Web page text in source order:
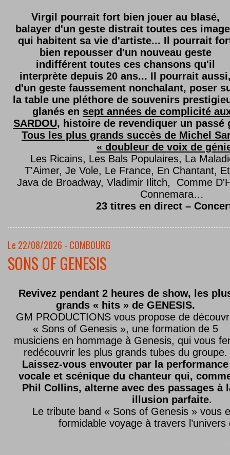
Virgil pourrait fort bien jouer au blasé,
balayer d'un geste distrait toutes ces
qui habitent sa vie d'artiste... Il pourrait
bien repousser d'un nouveau geste
indifférent toutes ces chansons qu'il
interprète depuis 20 ans... Il pourrait
d'un geste faussement nonchalant, poser
la table une pléthore de souvenirs
glanés en sept années de complicité
SARDOU, histoire de revendiquer un passé
Tous les plus grands succès de Michel
« doubleur de voix de
Les Ricains, Les Bals Populaires, La
T'Aimer, Je Vole, Le France, En Chantant,
Java de Broadway, Vladimir Ilitch, Comme
Connemara…
23 titres en direct –
Le 22/08/2026 - COMBOURG
SONS OF GENESIS
Revivez pendant 2 heures de show, les
grands « hits » de GENESIS.
GM PRODUCTIONS vous propose de
« Sons of Genesis », une formation de 5
musiciens en hommage à Genesis, qui vous
redécouvrir les plus grands tubes du groupe.
Laissez-vous envouter par la performance
vocale et scénique du chanteur qui,
Phil Collins, alterne avec des passages à
illusion parfaite.
Le tribute band « Sons of Genesis » vous
formidable voyage à travers l’univers